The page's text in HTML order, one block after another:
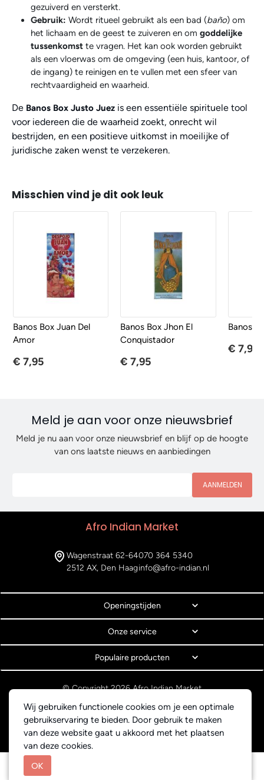
Wij gebruiken functionele cookies om je een optimale
gebruikservaring te bieden. Door gebruik te maken
van deze website gaat u akkoord met het plaatsen
van deze cookies.
OK
gezuiverd en versterkt.
Gebruik: Wordt ritueel gebruikt als een bad (baño) om
het lichaam en de geest te zuiveren en om goddelijke
tussenkomst te vragen. Het kan ook worden gebruikt
als een vloerwas om de omgeving (een huis, kantoor, of
de ingang) te reinigen en te vullen met een sfeer van
rechtvaardigheid en waarheid.
De Banos Box Justo Juez is een essentiële spirituele tool
voor iedereen die de waarheid zoekt, onrecht wil
bestrijden, en een positieve uitkomst in moeilijke of
juridische zaken wenst te verzekeren.
Misschien vind je dit ook leuk
Banos Box Juan Del
Amor
€ 7,95
Banos Box Jhon El
Conquistador
€ 7,95
Banos
€ 7,95
Meld je aan voor onze nieuwsbrief
Meld je nu aan voor onze nieuwsbrief en blijf op de hoogte
van ons laatste nieuws en aanbiedingen
AANMELDEN
Afro Indian Market
Wagenstraat 62-64
2512 AX, Den Haag
070 364 5340
info@afro-indian.nl
Openingstijden
Onze service
Populaire producten
© Copyright 2026 Afro Indian Market
Privacyverklaring
Webdesign BEWISE Solutions